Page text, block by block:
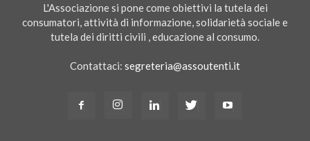
L'Associazione si pone come obiettivi la tutela dei
consumatori, attività di informazione, solidarietà sociale e
tutela dei diritti civili , educazione al consumo.
Contattaci: segreteria@assoutenti.it